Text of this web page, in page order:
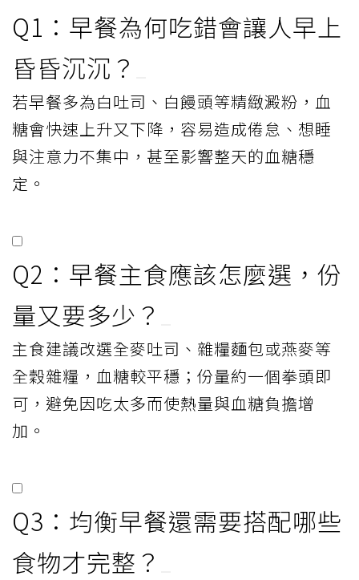
Q1：早餐為何吃錯會讓人早上
昏昏沉沉？
若早餐多為白吐司、白饅頭等精緻澱粉，血
糖會快速上升又下降，容易造成倦怠、想睡
與注意力不集中，甚至影響整天的血糖穩
定。
Q2：早餐主食應該怎麼選，份
量又要多少？
主食建議改選全麥吐司、雜糧麵包或燕麥等
全穀雜糧，血糖較平穩；份量約一個拳頭即
可，避免因吃太多而使熱量與血糖負擔增
加。
Q3：均衡早餐還需要搭配哪些
食物才完整？